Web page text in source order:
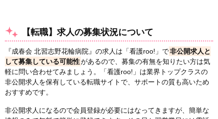
【転職】求人の募集状況について
『成春会 北習志野花輪病院』の求人は「看護roo!」で非公開求人と
して募集している可能性があるので、募集の有無を知りたい方は気
軽に問い合わせてみましょう。「看護roo!」は業界トップクラスの
非公開求人を保有している転職サイトで、サポートの質も高いため
おすすめです。
非公開求人になるので会員登録が必要にはなってきますが、簡単な